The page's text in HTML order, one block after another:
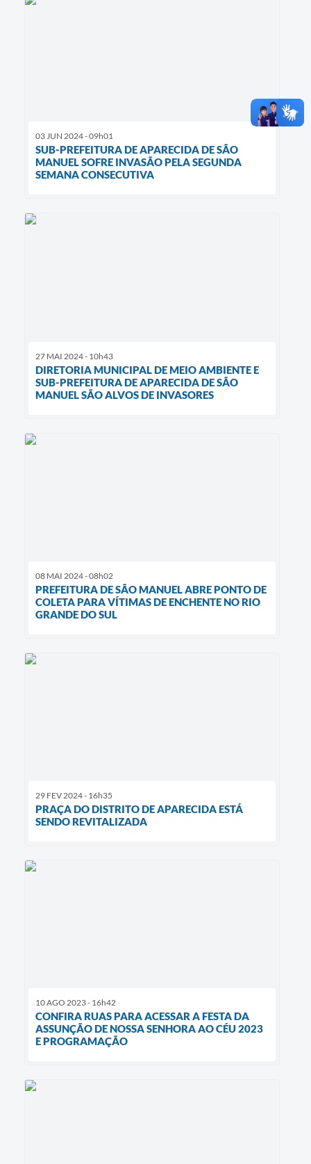
03 JUN 2024 - 09h01
SUB-PREFEITURA DE APARECIDA DE SÃO
MANUEL SOFRE INVASÃO PELA SEGUNDA
SEMANA CONSECUTIVA
27 MAI 2024 - 10h43
DIRETORIA MUNICIPAL DE MEIO AMBIENTE E
SUB-PREFEITURA DE APARECIDA DE SÃO
MANUEL SÃO ALVOS DE INVASORES
08 MAI 2024 - 08h02
PREFEITURA DE SÃO MANUEL ABRE PONTO DE
COLETA PARA VÍTIMAS DE ENCHENTE NO RIO
GRANDE DO SUL
29 FEV 2024 - 16h35
PRAÇA DO DISTRITO DE APARECIDA ESTÁ
SENDO REVITALIZADA
10 AGO 2023 - 16h42
CONFIRA RUAS PARA ACESSAR A FESTA DA
ASSUNÇÃO DE NOSSA SENHORA AO CÉU 2023
E PROGRAMAÇÃO